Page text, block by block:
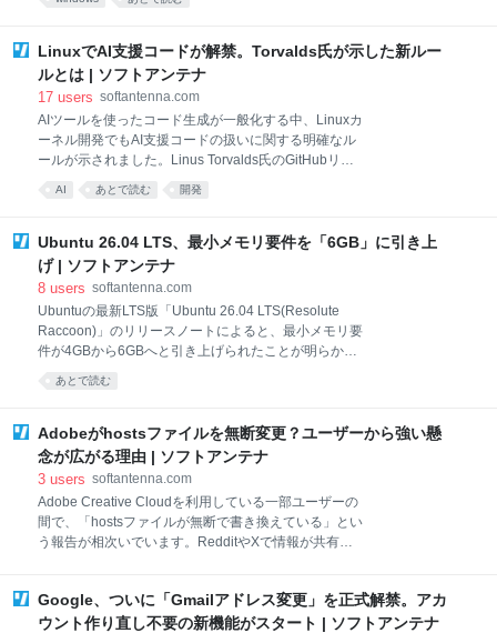
「KB5083631」には、ファイルエクスプローラーを中
含まれていることがわかりました。 ファイルエクスプ
ローラーの動作が大幅に最適化 今回のアップデートで
最も注目されるのは、エクスプローラーの起動速度と
り明らかに速くなり、ファイルやフォルダーへのアク
セスがスムーズになります。また、内部プロセスであ
るexplorer.exeのリソース管理が見直され、ウィンド
ウを閉じた後に無駄なメモリが残り続ける問題も減る
LinuxでAI支援コードが解禁。Torvalds氏が示した新ルー
ルとは | ソフトアンテナ
17 users softantenna.com
AIツールを使ったコード生成が一般化する中、Linuxカ
ーネル開発でもAI支援コードの扱いに関する明確なル
ールが示されました。Linus Torvalds氏のGitHubリポ
ジトリに公開されたドキュメントでは、AIを利用した
コードを受け入れるための前提条件が整理されていま
であっても、Linuxカーネルの開発フローにおける基本
ルールは人間の場合と変わりません。 開発者は
development-process.rstやcoding-style.rst、
ライアンス要件を満たす必要があります。特にGPL-
2.0-onlyとの互換性やSPDXライセンス識別子の適切な
使用など、ライセンス関連のルールは厳格に適用され
ます。 「Signed-off-by」はAIには使えない Linu
AI あとで読む 開発
Ubuntu 26.04 LTS、最小メモリ要件を「6GB」に引き上
げ | ソフトアンテナ
8 users softantenna.com
Ubuntuの最新LTS版「Ubuntu 26.04 LTS(Resolute
Raccoon)」のリリースノートによると、最小メモリ要
件が4GBから6GBへと引き上げられたことが明らかに
なりました。実に50％増という大きな変更です。 ただ
し、今回の変更は、OS自体が急激に重くなったことを
OMG Ubuntuは、この変更を「honesty bump(正直な
要件)」と表現しています。 Gnome 50やFirefoxを含む
最新版のWebブラウザ、LibreOffice、Thunderbird、
これら現代的なデスクトップ環境とアプリの利用を前
提にすると、4GBでは快適とは言い難く、実用的には
6GBが妥当という判断が行われたと考えられるからで
あとで読む
Adobeがhostsファイルを無断変更？ユーザーから強い懸
念が広がる理由 | ソフトアンテナ
3 users softantenna.com
Adobe Creative Cloudを利用している一部ユーザーの
間で、「hostsファイルが無断で書き換えている」とい
う報告が相次いでいます。RedditやXで情報が共有さ
は、今回の問題で判明した事実と、なぜこれが大きな
問題として受け止められているのかを分かりやすくま
Google、ついに「Gmailアドレス変更」を正式解禁。アカ
ウント作り直し不要の新機能がスタート | ソフトアンテナ